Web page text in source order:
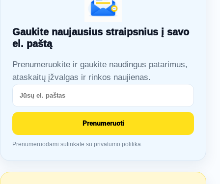
Gaukite naujausius straipsnius į savo
el. paštą
Prenumeruokite ir gaukite naudingus patarimus,
ataskaitų įžvalgas ir rinkos naujienas.
Prenumeruoti
Prenumeruodami sutinkate su privatumo politika.